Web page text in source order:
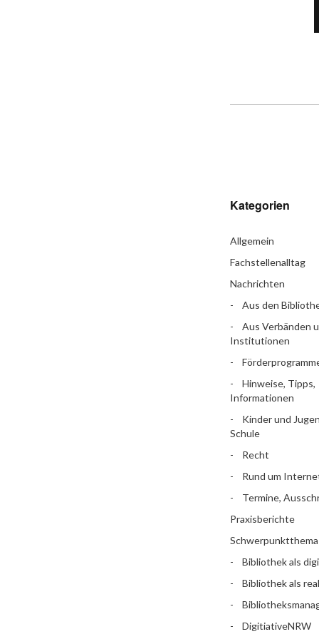
Kategorien
Allgemein
Fachstellenalltag
Nachrichten
Aus den
Aus Verbänden
Institutionen
Hinweise, Tipps,
Informationen
Kinder und
Schule
Recht
Rund um
Termine,
Praxisberichte
Schwerpunktthema
Bibliothek als
Bibliothek als
DigitiativeNRW